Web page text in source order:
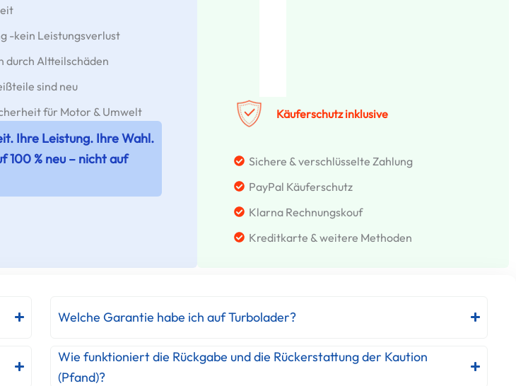
-kein Leistungsverlust
durch Altteilschäden
sind neu
für Motor & Umwelt
Ihre Leistung. Ihre Wahl.
100 % neu – nicht auf
Käuferschutz inklusive
Sichere & verschlüsselte Zahlung
PayPal Käuferschutz
Klarna Rechnungskouf
Kreditkarte & weitere Methoden
Welche Garantie habe ich auf Turbolader?
Wie funktioniert die Rückgabe und die Rückerstattung der Kaution
(Pfand)?